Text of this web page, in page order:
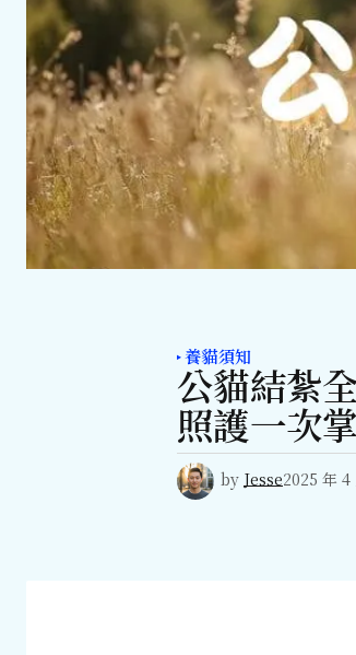
養貓須知
公貓結紮
照護一次
by Jesse2025 年 4